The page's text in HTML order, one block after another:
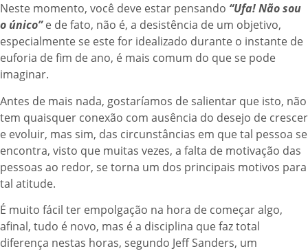
Neste momento, você deve estar pensando “Ufa! Não sou
o único” e de fato, não é, a desistência de um objetivo,
especialmente se este for idealizado durante o instante de
euforia de fim de ano, é mais comum do que se pode
imaginar.
Antes de mais nada, gostaríamos de salientar que isto, não
tem quaisquer conexão com ausência do desejo de crescer
e evoluir, mas sim, das circunstâncias em que tal pessoa se
encontra, visto que muitas vezes, a falta de motivação das
pessoas ao redor, se torna um dos principais motivos para
tal atitude.
É muito fácil ter empolgação na hora de começar algo,
afinal, tudo é novo, mas é a disciplina que faz total
diferença nestas horas, segundo Jeff Sanders, um